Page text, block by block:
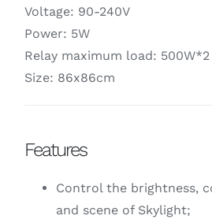
Voltage: 90-240V
Power: 5W
Relay maximum load: 500W*2
Size: 86x86cm
Features
Control the brightness,
and scene of Skylight;